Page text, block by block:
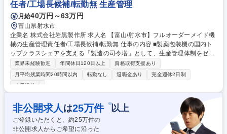
任者/工場長候補/転勤無 生産管理
月給40万円～63万円
富山県射水市
企業名 株式会社岩黒製作所 求人名 【富山/射水市】フルオーダーメイド機
械の生産管理責任者/工場長候補/転勤無 仕事の内容 ■製薬包装機の国内ト
ップクラスシェアを支える「製造の司令塔」として、生産管理体制をゼロ
から構築するマネージャーを募集します。将来的には、工場長候補として
ご活躍いただけることも期待いたします。 【詳細】・高単価・多品種小ロ
ット生産における工程管理の最適化。 -工場キャパシティの可視化（機種
程管理、納期管理 等） - 生産管理KPIの設計・モニタリングおよび経営報
告体制の整備 【業務の変更範囲】当社が定める業務の範囲内 募集職種
【富山/射水市】フルオーダーメイド機械の生産管理責任者/工場長候補/転
勤無
業界未経験歓迎 年間休日120日以上
資格取得支援あり
月平均残業時間20時間以内
転勤なし 退職金あり
完全週休2日制
土日祝休み
非公開求人 は25万件 ※以上
ご登録いただくと、約25万件の
非公開求人からご希望に沿った